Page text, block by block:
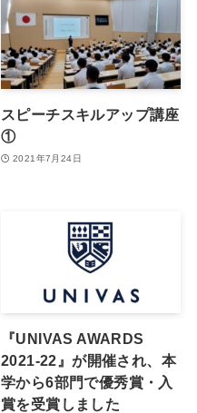
スピーチスキルアップ講座
①
2021年7月24日
『UNIVAS AWARDS
2021-22』が開催され、本
学から6部門で優秀賞・入
賞を受賞しました